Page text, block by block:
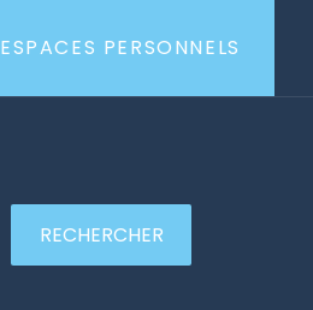
ESPACES PERSONNELS